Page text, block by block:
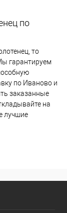
по
то
гарантируем
по Иваново и
заказанные
на
лучшие